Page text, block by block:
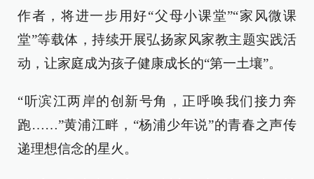
作者，将进一步用好“父母小课堂”“家风微课
堂”等载体，持续开展弘扬家风家教主题实践活
动，让家庭成为孩子健康成长的“第一土壤”。
“听滨江两岸的创新号角，正呼唤我们接力奔
跑……”黄浦江畔，“杨浦少年说”的青春之声传
递理想信念的星火。